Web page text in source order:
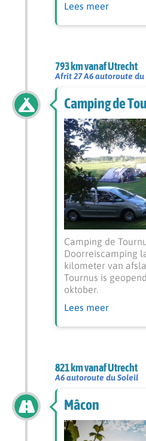
Lees meer
793 km vanaf Utrecht
Afrit 27 A6 autoroute du
Camping de
Camping de
Doorreiscamping
kilometer van
Tournus is
oktober.
Lees meer
821 km vanaf Utrecht
A6 autoroute du Soleil
Mâcon